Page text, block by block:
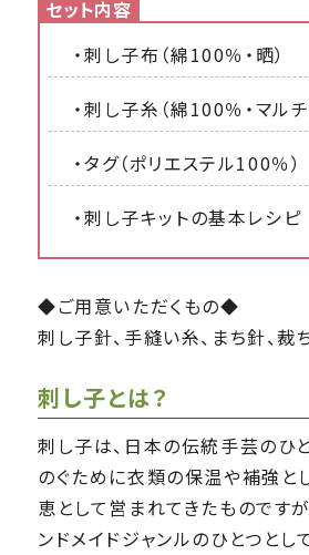
・刺し子布（綿100％・晒）
・刺し子糸（綿100％・マルチ
・タグ（ポリエステル100％）
・刺し子キットの基本レシピ
◆ご用意いただくもの◆
刺し子針、手縫い糸、まち針、裁
刺し子とは？
刺し子は、日本の伝統手芸のひ
のぐために衣類の保温や補強と
恵として営まれてきたものです
ンドメイドジャンルのひとつとし